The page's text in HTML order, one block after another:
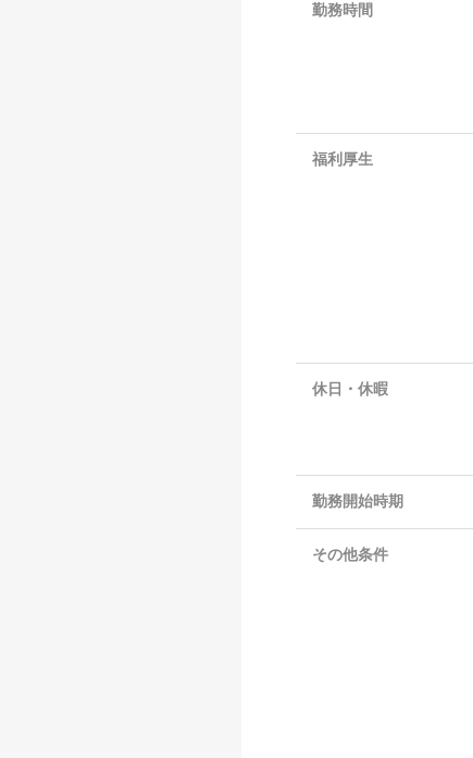
勤務時間
福利厚生
休日・休暇
勤務開始時期
その他条件